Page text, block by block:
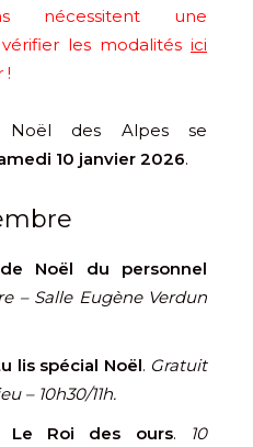
nécessitent une
les modalités ici
!
Noël des Alpes se
10 janvier 2026.
Noël du personnel
– Salle Eugène Verdun
lis spécial Noël. Gratuit
– 10h30/11h.
Roi des ours.
10